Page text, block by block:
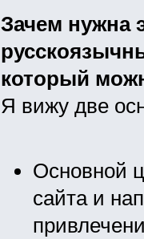
Зачем нужна
который
Я вижу две
Основной
сайта и